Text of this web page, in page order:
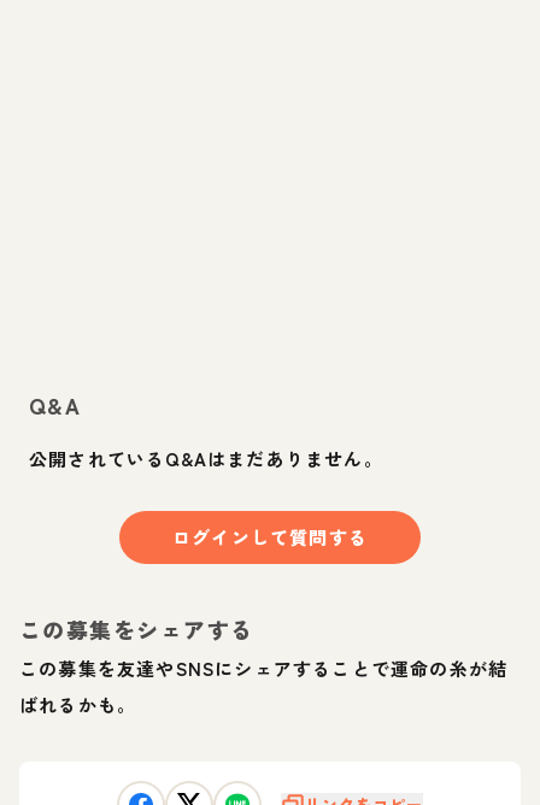
Q&A
公開されているQ&Aはまだありません。
ログインして質問する
この募集をシェアする
この募集を友達やSNSにシェアすることで運命の糸が結
ばれるかも。